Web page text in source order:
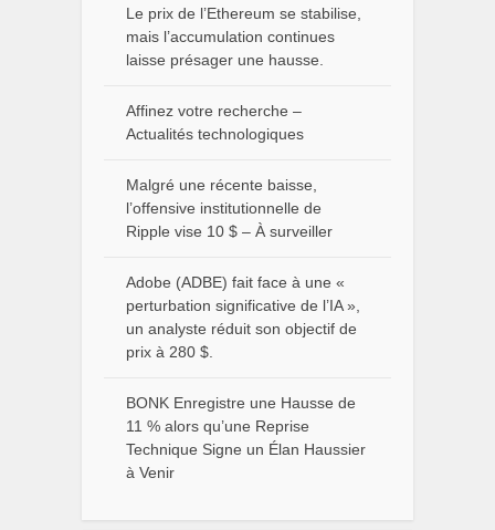
Le prix de l’Ethereum se stabilise,
mais l’accumulation continues
laisse présager une hausse.
Affinez votre recherche –
Actualités technologiques
Malgré une récente baisse,
l’offensive institutionnelle de
Ripple vise 10 $ – À surveiller
Adobe (ADBE) fait face à une «
perturbation significative de l’IA »,
un analyste réduit son objectif de
prix à 280 $.
BONK Enregistre une Hausse de
11 % alors qu’une Reprise
Technique Signe un Élan Haussier
à Venir